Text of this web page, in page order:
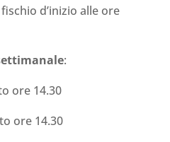
fischio d’inizio alle ore
:
ore 14.30
ore 14.30